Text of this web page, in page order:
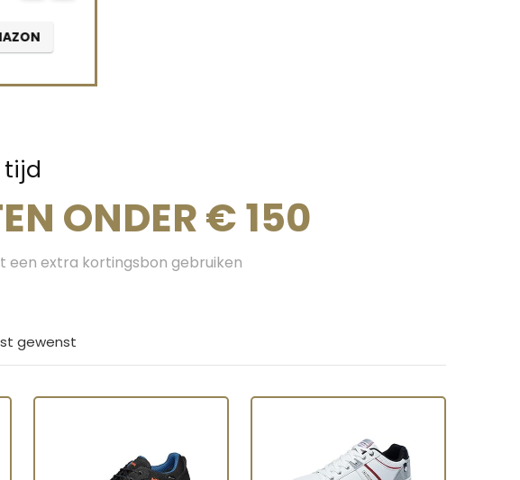
tijd
ONDER € 150
een extra kortingsbon gebruiken
gewenst